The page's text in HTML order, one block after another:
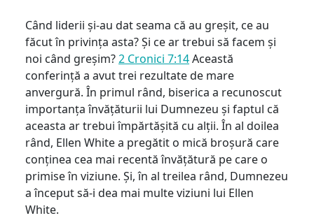
Când liderii și-au dat seama că au greșit, ce au
făcut în privința asta? Și ce ar trebui să facem și
noi când greșim?2 Cronici 7:14Această
conferință a avut trei rezultate de mare
anvergură. În primul rând, biserica a recunoscut
importanța învățăturii lui Dumnezeu și faptul că
aceasta ar trebui împărtășită cu alții. În al doilea
rând, Ellen White a pregătit o mică broșură care
conținea cea mai recentă învățătură pe care o
primise în viziune. Și, în al treilea rând, Dumnezeu
a început să-i dea mai multe viziuni lui Ellen
White.